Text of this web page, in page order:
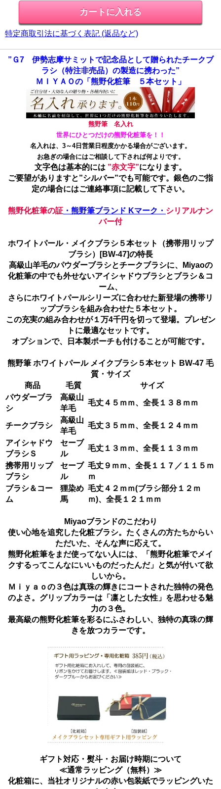
特定商取引法に基づく表記 (返品など)
”Ｇ7 伊勢志摩サミットで記念品として贈られたチークブ
ラシ（特注非売品）の製造に携わった”
ＭＩＹＡＯの「熊野化粧筆 ５本セット」
熊野筆 名入れ
世界にひとつだけの熊野化粧筆を！！
名入れは、3～4日営業日程度かかる場合がございます。
お急ぎの場合にはご相談して下されば何よりです。
文字色は基本的には ”赤文字”になります。
ご要望がありますと”シルバー”でも可能です。銀色のご指
定の場合にはご連絡事項に記載して下さい。
熊野化粧筆の証 ・熊野筆ブランド Kマーク・ シリアルナン
バー付
ホワイトパール・メイクブラシ５本セット（携帯用リップ
ブラシ）[BW-47]の特長
高級山羊毛のパウダーブラシとチークブラシに、Miyaoの
化粧筆の中でも外せないアイシャドウブラシとブラシ＆コ
ーム、
さらにホワイトパールシリーズに合わせた新登場の携帯リ
ップブラシを組み合わせた５本セット。
この充実の組み合わせが１万4千円を切って登場。プレゼン
トに最適なセットです。
オプションで、日本製ポーチも付けることが可能です。
熊野筆 ホワイトパール メイクブラシ５本セット BW-47 毛
質・サイズ
商品
毛質
サイズ
パウダーブラ
シ
高級山
羊毛
毛丈４５ｍｍ、全長１３８ｍｍ
チークブラシ
高級山
羊毛
毛丈３５ｍｍ、全長１２４ｍｍ
アイシャドウ
ブラシＳ
セーブ
ル
毛丈１３ｍｍ、全長１１３ｍｍ
携帯用リップ
ブラシ
セーブ
ル
毛丈９ｍｍ、全長１１７／１１５ｍ
ｍ
ブラシ＆コー
ム
狸染め
馬
毛丈４２ｍｍ(ブラシ部分１２ｍ
ｍ)、全長１２１ｍｍ
Miyaoブランドのこだわり
使い心地を追究した化粧ブラシ。たくさんの方たちからい
ただいた、そんな声に応えて。
熊野化粧筆をまだ使ってない人には、「熊野化粧筆でメイ
クするってこんなにいいものだったんだ」と気が付いて欲
しいから。
Ｍｉｙａｏの３色は真珠の輝きにコートされた独特の発色
のよさ。グリップカラーは「凛とした女性」を思わせる魅
力の３色。
最高級の熊野化粧筆を彩るにふさわしい、独特の真珠の輝
きを放つカラーです。
ギフト対応・熨斗・お届け時期について
≪通常ラッピング（無料）≫
化粧箱に、当社オリジナルの赤い包装紙でラッピングいた